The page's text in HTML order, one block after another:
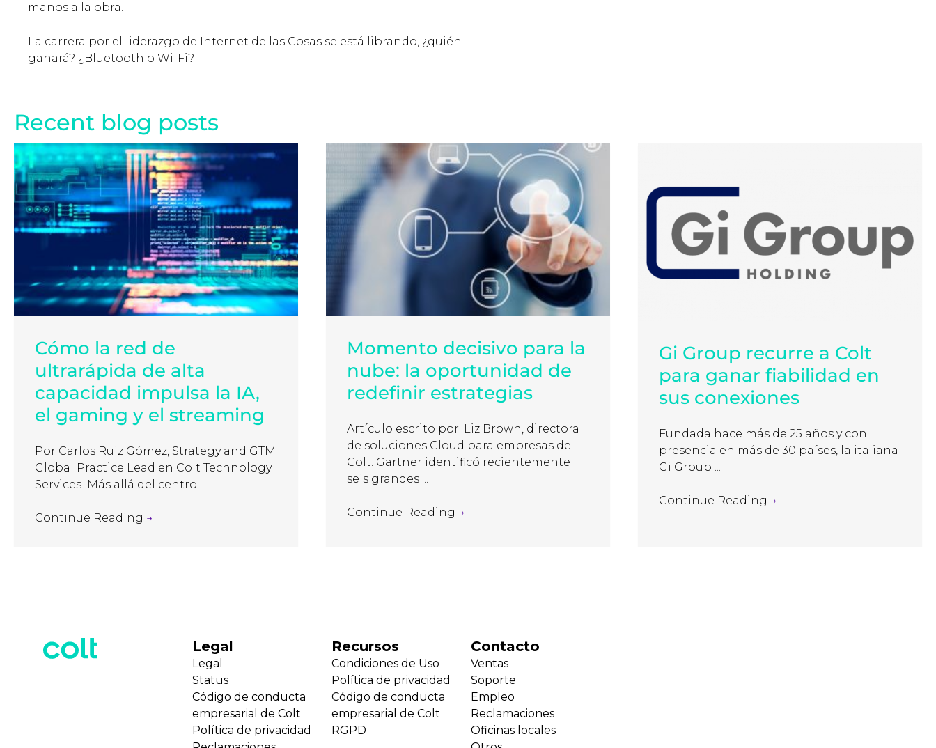
manos a la obra.
La carrera por el liderazgo de Internet de las Cosas se está librando, ¿quién
ganará? ¿Bluetooth o Wi-Fi?
Recent blog posts
Cómo la red de
ultrarápida de alta
capacidad impulsa la IA,
el gaming y el streaming
Por Carlos Ruiz Gómez, Strategy and GTM
Global Practice Lead en Colt Technology
Services Más allá del centro ...
Continue Reading →
Momento decisivo para la
nube: la oportunidad de
redefinir estrategias
Artículo escrito por: Liz Brown, directora
de soluciones Cloud para empresas de
Colt. Gartner identificó recientemente
seis grandes ...
Continue Reading →
Gi Group recurre a Colt
para ganar fiabilidad en
sus conexiones
Fundada hace más de 25 años y con
presencia en más de 30 países, la italiana
Gi Group ...
Continue Reading →
Legal
Legal
Status
Código de conducta
empresarial de Colt
Política de privacidad
Recursos
Condiciones de Uso
Política de privacidad
Código de conducta
empresarial de Colt
RGPD
Contacto
Ventas
Soporte
Empleo
Reclamaciones
Oficinas locales